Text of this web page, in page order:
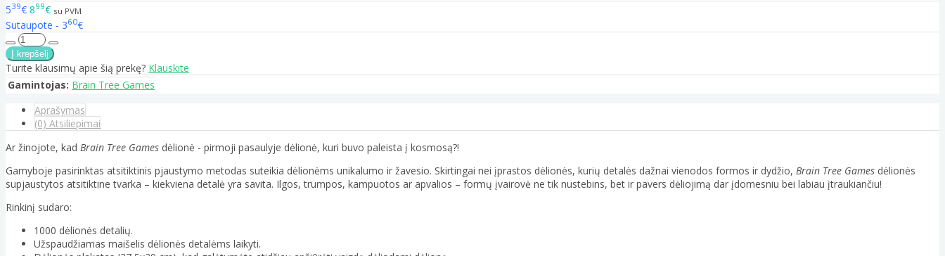
539€ 899€ su PVM
Sutaupote - 360€
Turite klausimų apie šią prekę? Klauskite
Gamintojas: Brain Tree Games
Aprašymas
(0) Atsiliepimai
Ar žinojote, kad Brain Tree Games dėlionė - pirmoji pasaulyje dėlionė, kuri buvo paleista į kosmosą?!
Gamyboje pasirinktas atsitiktinis pjaustymo metodas suteikia dėlionėms unikalumo ir žavesio. Skirtingai nei įprastos dėlionės, kurių detalės dažnai vienodos formos ir dydžio, Brain Tree Games dėlionės
supjaustytos atsitiktine tvarka – kiekviena detalė yra savita. Ilgos, trumpos, kampuotos ar apvalios – formų įvairovė ne tik nustebins, bet ir pavers dėliojimą dar įdomesniu bei labiau įtraukiančiu!
Rinkinį sudaro:
1000 dėlionės detalių.
Užspaudžiamas maišelis dėlionės detalėms laikyti.